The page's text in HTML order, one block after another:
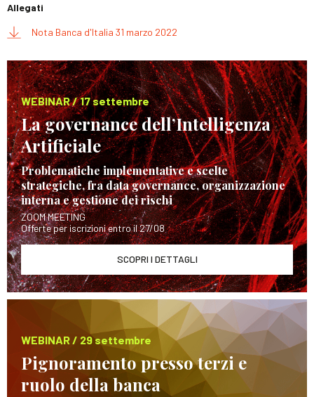
Allegati
Nota Banca d'Italia 31 marzo 2022
WEBINAR / 17 settembre
La governance dell’Intelligenza
Artificiale
Problematiche implementative e scelte
strategiche, fra data governance, organizzazione
interna e gestione dei rischi
ZOOM MEETING
Offerte per iscrizioni entro il 27/08
SCOPRI I DETTAGLI
WEBINAR / 29 settembre
Pignoramento presso terzi e
ruolo della banca